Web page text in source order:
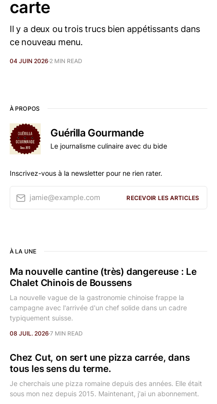
carte
Il y a deux ou trois trucs bien appétissants dans
ce nouveau menu.
04 JUIN 2026 2 MIN READ
À PROPOS
Guérilla Gourmande
Le journalisme culinaire avec du bide
Inscrivez-vous à la newsletter pour ne rien rater.
jamie@example.com RECEVOIR LES ARTICLES
À LA UNE
Ma nouvelle cantine (très) dangereuse : Le
Chalet Chinois de Boussens
La nouvelle vague de la gastronomie chinoise frappe la
campagne avec l'arrivée d'un chef solide dans un cadre
typiquement suisse.
08 JUIL. 2026 7 MIN READ
Chez Cut, on sert une pizza carrée, dans
tous les sens du terme.
Je cherchais une pizza romaine depuis des années. Elle était
sous mon nez depuis 2015. Maintenant, j'ai un abonnement.